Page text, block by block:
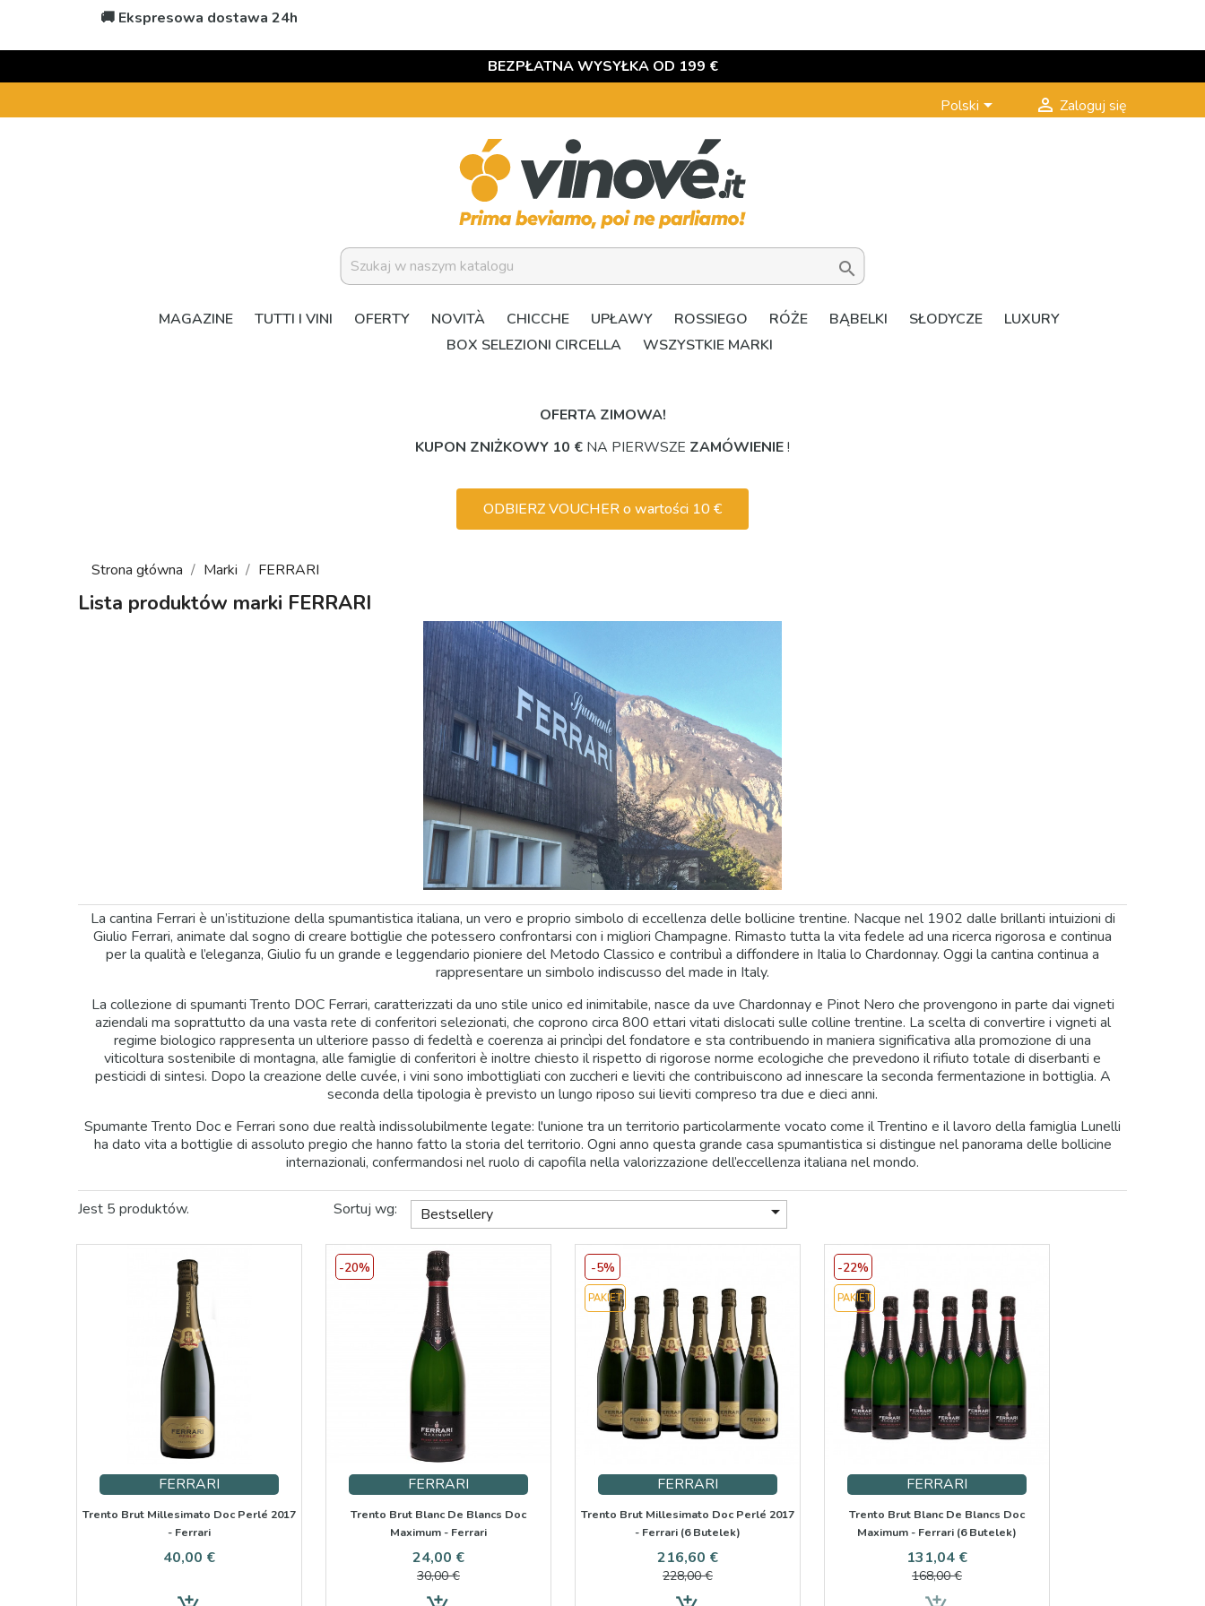
🚚 Ekspresowa dostawa 24h
BEZPŁATNA WYSYŁKA OD 199 €
Polski  Zaloguj się

MAGAZINE TUTTI I VINI OFERTY NOVITÀ CHICCHE UPŁAWY ROSSIEGO RÓŻE BĄBELKI SŁODYCZE
LUXURY
BOX SELEZIONI CIRCELLA
WSZYSTKIE MARKI
OFERTA ZIMOWA!
KUPON ZNIŻKOWY 10 € NA PIERWSZE ZAMÓWIENIE!
ODBIERZ VOUCHER o wartości 10 €
Strona główna Marki FERRARI
Lista produktów marki FERRARI
La cantina Ferrari è un’istituzione della spumantistica italiana, un vero e proprio simbolo di eccellenza delle bollicine trentine. Nacque nel 1902 dalle brillanti intuizioni di
Giulio Ferrari, animate dal sogno di creare bottiglie che potessero confrontarsi con i migliori Champagne. Rimasto tutta la vita fedele ad una ricerca rigorosa e continua
per la qualità e l’eleganza, Giulio fu un grande e leggendario pioniere del Metodo Classico e contribuì a diffondere in Italia lo Chardonnay. Oggi la cantina continua a
rappresentare un simbolo indiscusso del made in Italy.
La collezione di spumanti Trento DOC Ferrari, caratterizzati da uno stile unico ed inimitabile, nasce da uve Chardonnay e Pinot Nero che provengono in parte dai vigneti
aziendali ma soprattutto da una vasta rete di conferitori selezionati, che coprono circa 800 ettari vitati dislocati sulle colline trentine. La scelta di convertire i vigneti al
regime biologico rappresenta un ulteriore passo di fedeltà e coerenza ai princìpi del fondatore e sta contribuendo in maniera significativa alla promozione di una
viticoltura sostenibile di montagna, alle famiglie di conferitori è inoltre chiesto il rispetto di rigorose norme ecologiche che prevedono il rifiuto totale di diserbanti e
pesticidi di sintesi. Dopo la creazione delle cuvée, i vini sono imbottigliati con zuccheri e lieviti che contribuiscono ad innescare la seconda fermentazione in bottiglia. A
seconda della tipologia è previsto un lungo riposo sui lieviti compreso tra due e dieci anni.
Spumante Trento Doc e Ferrari sono due realtà indissolubilmente legate: l'unione tra un territorio particolarmente vocato come il Trentino e il lavoro della famiglia Lunelli
ha dato vita a bottiglie di assoluto pregio che hanno fatto la storia del territorio. Ogni anno questa grande casa spumantistica si distingue nel panorama delle bollicine
internazionali, confermandosi nel ruolo di capofila nella valorizzazione dell’eccellenza italiana nel mondo.
Jest 5 produktów. Sortuj wg: Bestsellery 
FERRARI
Trento Brut Millesimato Doc Perlé 2017
- Ferrari
Cena
40,00 €
FERRARI
Trento Brut Blanc De Blancs Doc
Maximum - Ferrari
Cena
24,00 €Cena
30,00 €
-20%
FERRARI
Trento Brut Millesimato Doc Perlé 2017
- Ferrari (6 Butelek)
Cena
216,60 €Cena
228,00 €
-5%
PAKIET
FERRARI
Trento Brut Blanc De Blancs Doc
Maximum - Ferrari (6 Butelek)
Cena
131,04 €Cena
168,00 €
-22%
PAKIET